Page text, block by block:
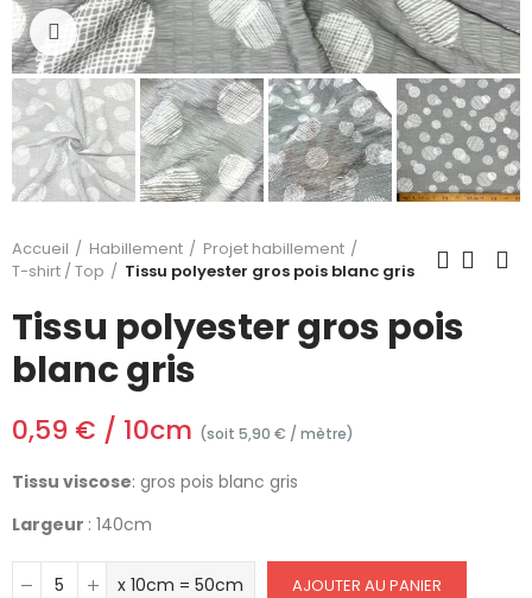
Cliquez pour agrandir
Accueil Habillement
Projet habillement
T-shirt / Top
Tissu polyester gros pois blanc gris
Tissu polyester gros pois
blanc gris
0,59 € / 10cm (soit 5,90 € / mètre)
Tissu viscose: gros pois blanc gris
Largeur : 140cm
x 10cm = 50cm AJOUTER AU PANIER